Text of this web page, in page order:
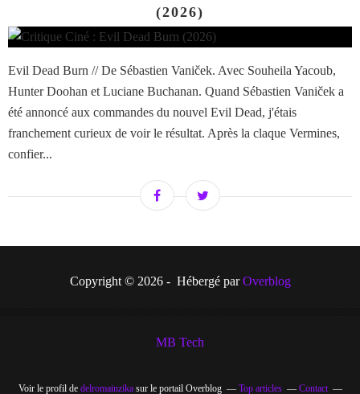
(2026)
Evil Dead Burn // De Sébastien Vaniček. Avec Souheila Yacoub,
Hunter Doohan et Luciane Buchanan. Quand Sébastien Vaniček a
été annoncé aux commandes du nouvel Evil Dead, j'étais
franchement curieux de voir le résultat. Après la claque Vermines,
confier...
Copyright © 2026 - Hébergé parOverblog
MB Tech
Voir le profil de delromainzikasur le portail Overblog Top articles Contact